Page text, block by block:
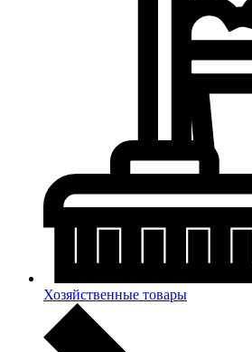
Хозяйственные товары